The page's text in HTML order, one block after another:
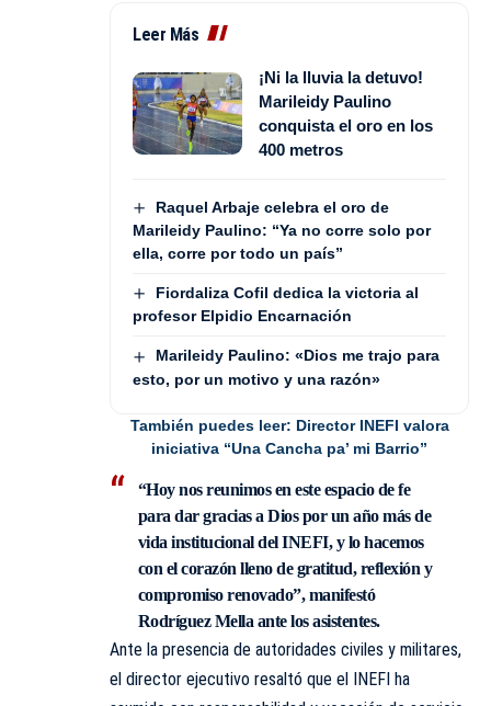
Leer Más
¡Ni la lluvia la detuvo!
Marileidy Paulino
conquista el oro en los
400 metros
Raquel Arbaje celebra el oro de
Marileidy Paulino: “Ya no corre solo por
ella, corre por todo un país”
Fiordaliza Cofil dedica la victoria al
profesor Elpidio Encarnación
Marileidy Paulino: «Dios me trajo para
esto, por un motivo y una razón»
También puedes leer: Director INEFI valora
iniciativa “Una Cancha pa’ mi Barrio”
“Hoy nos reunimos en este espacio de fe
para dar gracias a Dios por un año más de
vida institucional del INEFI, y lo hacemos
con el corazón lleno de gratitud, reflexión y
compromiso renovado”, manifestó
Rodríguez Mella ante los asistentes.
Ante la presencia de autoridades civiles y militares,
el director ejecutivo resaltó que el INEFI ha